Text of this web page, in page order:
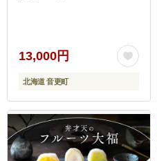
13,000円
北海道 音更町